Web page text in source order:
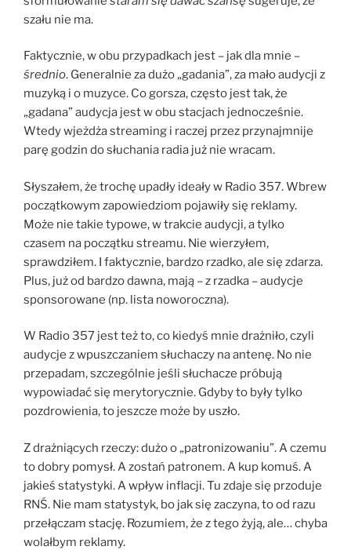
szału nie ma.
Faktycznie, w obu przypadkach jest – jak dla mnie –
średnio. Generalnie za dużo „gadania”, za mało audycji z
muzyką i o muzyce. Co gorsza, często jest tak, że
„gadana” audycja jest w obu stacjach jednocześnie.
Wtedy wjeżdża streaming i raczej przez przynajmnije
parę godzin do słuchania radia już nie wracam.
Słyszałem, że trochę upadły ideały w Radio 357. Wbrew
początkowym zapowiedziom pojawiły się reklamy.
Może nie takie typowe, w trakcie audycji, a tylko
czasem na początku streamu. Nie wierzyłem,
sprawdziłem. I faktycznie, bardzo rzadko, ale się zdarza.
Plus, już od bardzo dawna, mają – z rzadka – audycje
sponsorowane (np. lista noworoczna).
W Radio 357 jest też to, co kiedyś mnie drażniło, czyli
audycje z wpuszczaniem słuchaczy na antenę. No nie
przepadam, szczególnie jeśli słuchacze próbują
wypowiadać się merytorycznie. Gdyby to były tylko
pozdrowienia, to jeszcze może by uszło.
Z drażniących rzeczy: dużo o „patronizowaniu”. A czemu
to dobry pomysł. A zostań patronem. A kup komuś. A
jakieś statystyki. A wpływ inflacji. Tu zdaje się przoduje
RNŚ. Nie mam statystyk, bo jak się zaczyna, to od razu
przełączam stację. Rozumiem, że z tego żyją, ale… chyba
wolałbym reklamy.